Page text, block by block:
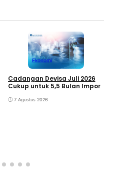
Ekonomi
Cadangan Devisa Juli 2026
Cukup untuk 5,5 Bulan Impor
7 Agustus 2026